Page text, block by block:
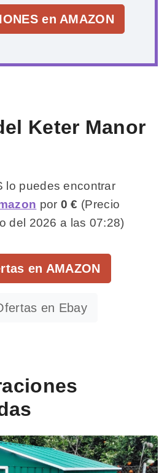
en AMAZON
Keter Manor
lo puedes encontrar
por 0 € (Precio
del 2026 a las 07:28)
en AMAZON
en Ebay